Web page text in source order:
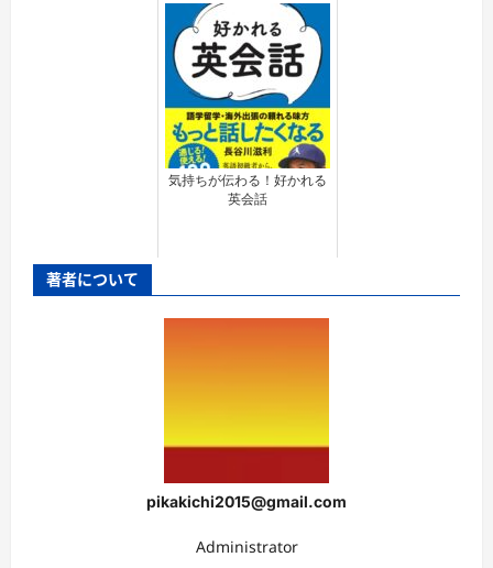
気持ちが伝わる！好かれる
英会話
著者について
pikakichi2015@gmail.com
Administrator